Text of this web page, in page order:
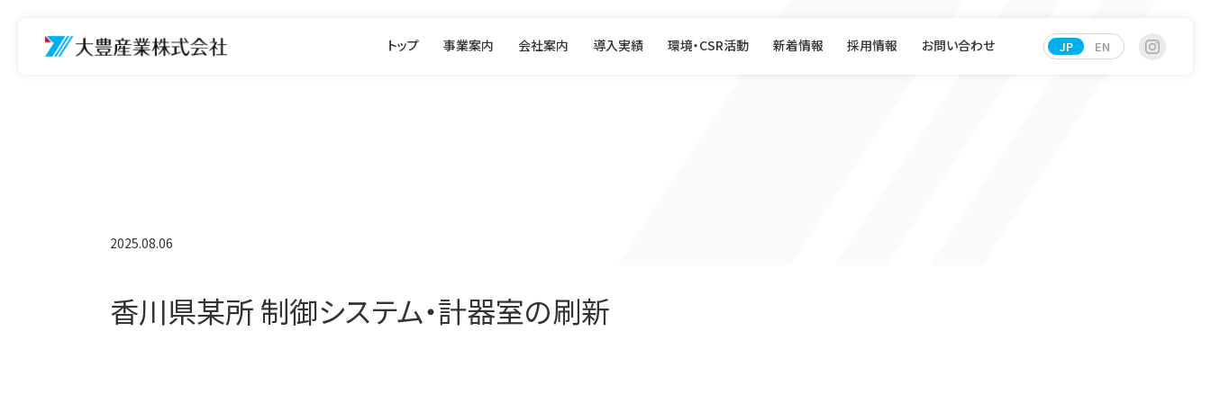
トップ 事業案内 会社案内 導入実績 環境・CSR活動 新着情報 採用情報 お問い合わせ JP EN
2025.08.06
香川県某所 制御システム・計器室の刷新